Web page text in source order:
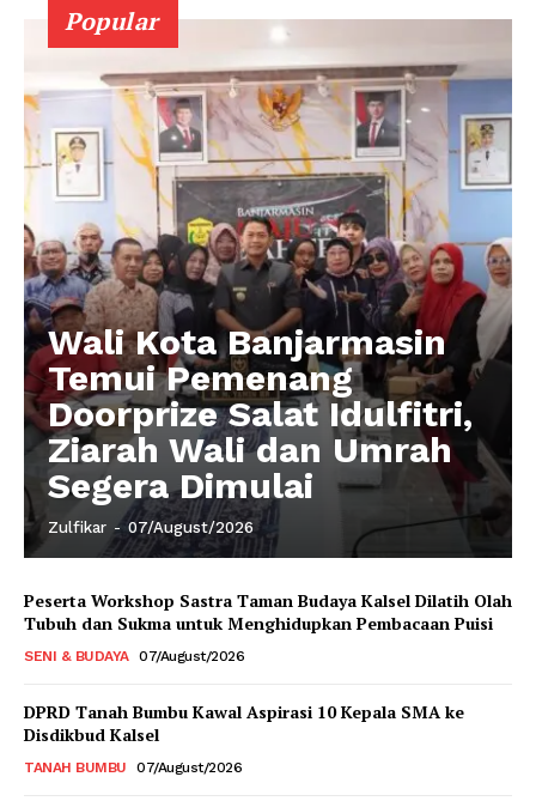
Popular
Wali Kota Banjarmasin
Temui Pemenang
Doorprize Salat Idulfitri,
Ziarah Wali dan Umrah
Segera Dimulai
Zulfikar - 07/August/2026
Peserta Workshop Sastra Taman Budaya Kalsel Dilatih Olah
Tubuh dan Sukma untuk Menghidupkan Pembacaan Puisi
SENI & BUDAYA 07/August/2026
DPRD Tanah Bumbu Kawal Aspirasi 10 Kepala SMA ke
Disdikbud Kalsel
TANAH BUMBU 07/August/2026